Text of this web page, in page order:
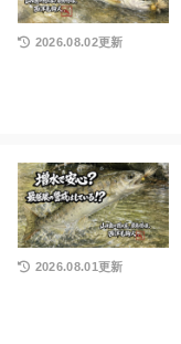
2026.08.02更新
2026.08.01更新